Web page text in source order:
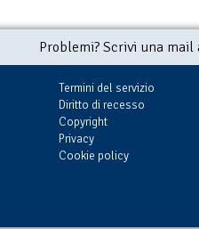
Problemi? Scrivi una
Termini del servizio
Diritto di recesso
Copyright
Privacy
Cookie policy